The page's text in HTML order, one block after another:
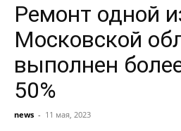
Ремонт одной
Московской
выполнен
50%
news - 11 мая, 2023